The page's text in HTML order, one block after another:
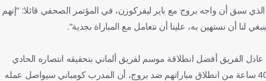
سبق أن واجه بروج مع باير ليفركوزن، في المؤتمر الصحفي قائلا: "إنهم
لنا أن نستهين به، علينا أن نتعامل مع المباراة بجدية".
عادل الفريق أفضل انطلاقة موسم لفريق ألماني بتحقيقه انتصاره الحادي
عشر في 11 مباراة ضد بوروسيا دورتموند، أعلن البافاري قبل حوالي 40 ساعة من انطلاق مباراتهم ضد بروج، أن المدرب كومباني سيواصل عمله